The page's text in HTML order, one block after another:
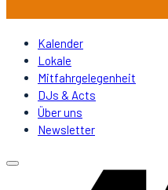
Kalender
Lokale
Mitfahrgelegenheit
DJs & Acts
Über uns
Newsletter